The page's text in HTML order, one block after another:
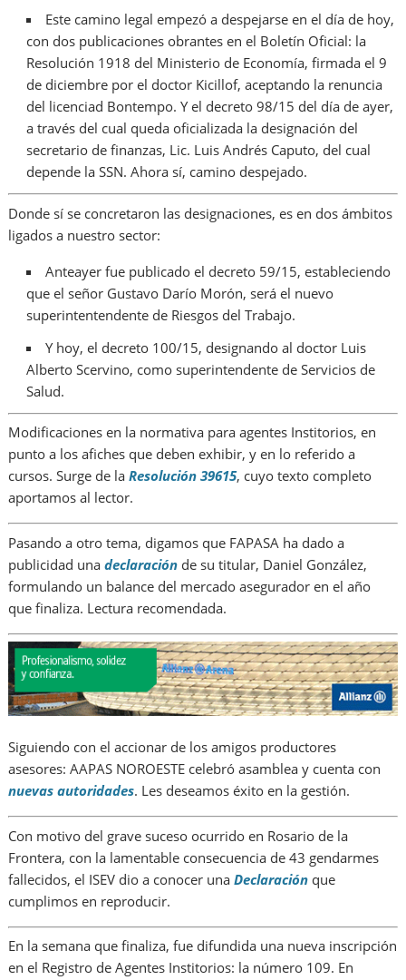
Este camino legal empezó a despejarse en el día de hoy,
con dos publicaciones obrantes en el Boletín Oficial: la
Resolución 1918 del Ministerio de Economía, firmada el 9
de diciembre por el doctor Kicillof, aceptando la renuncia
del licenciad Bontempo. Y el decreto 98/15 del día de ayer,
a través del cual queda oficializada la designación del
secretario de finanzas, Lic. Luis Andrés Caputo, del cual
depende la SSN. Ahora sí, camino despejado.
Donde sí se concretaron las designaciones, es en dos ámbitos
ligados a nuestro sector:
Anteayer fue publicado el decreto 59/15, estableciendo
que el señor Gustavo Darío Morón, será el nuevo
superintentendente de Riesgos del Trabajo.
Y hoy, el decreto 100/15, designando al doctor Luis
Alberto Scervino, como superintendente de Servicios de
Salud.
Modificaciones en la normativa para agentes Institorios, en
punto a los afiches que deben exhibir, y en lo referido a
cursos. Surge de laResolución 39615, cuyo texto completo
aportamos al lector.
Pasando a otro tema, digamos que FAPASA ha dado a
publicidad unadeclaración de su titular, Daniel González,
formulando un balance del mercado asegurador en el año
que finaliza. Lectura recomendada.
Siguiendo con el accionar de los amigos productores
asesores: AAPAS NOROESTE celebró asamblea y cuenta con
nuevas autoridades. Les deseamos éxito en la gestión.
Con motivo del grave suceso ocurrido en Rosario de la
Frontera, con la lamentable consecuencia de 43 gendarmes
fallecidos, el ISEV dio a conocer unaDeclaración que
cumplimos en reproducir.
En la semana que finaliza, fue difundida una nueva inscripción
en el Registro de Agentes Institorios: la número 109. En